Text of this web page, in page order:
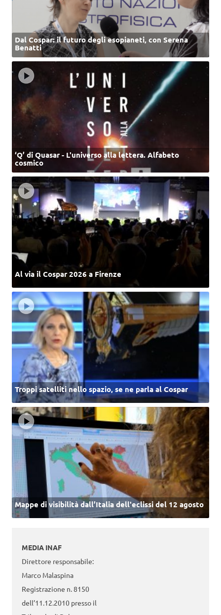
Dal Cospar: il futuro degli esopianeti, con Serena
Benatti
‘Q’ di Quasar - L'universo alla lettera. Alfabeto
cosmico
Al via il Cospar 2026 a Firenze
Troppi satelliti nello spazio, se ne parla al Cospar
Mappe di visibilità dall’Italia dell'eclissi del 12 agosto
MEDIA INAF
Direttore responsabile:
Marco Malaspina
Registrazione n. 8150
dell’11.12.2010 presso il